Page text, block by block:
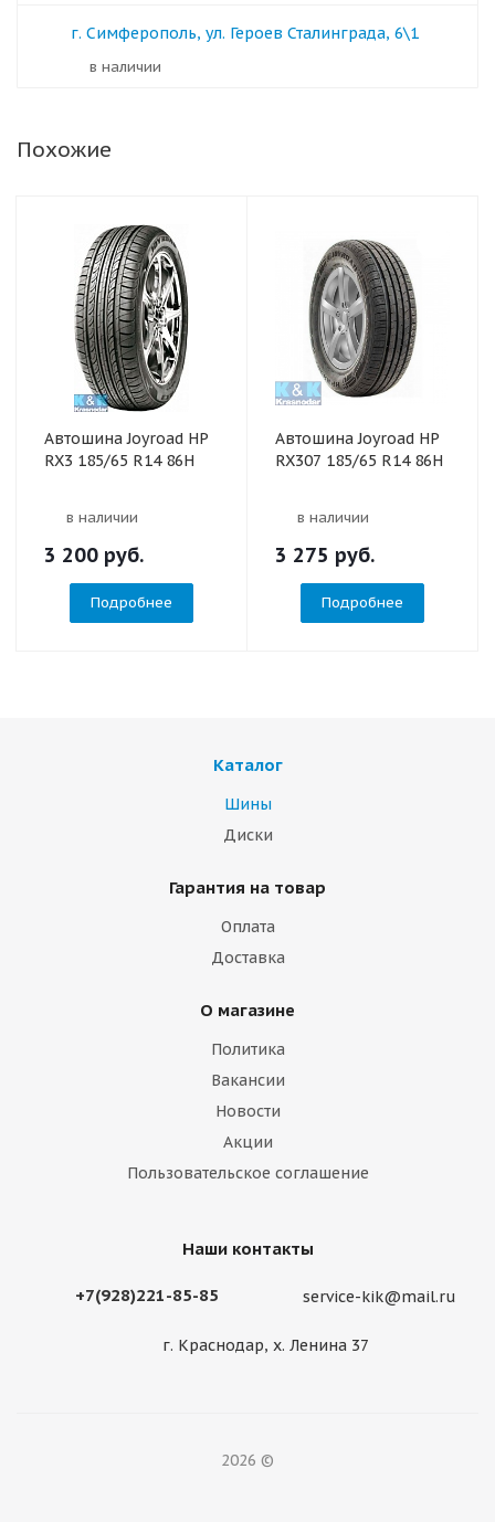
г. Симферополь, ул. Героев Сталинграда, 6\1
в наличии
Похожие
Автошина Joyroad HP
RX3 185/65 R14 86H
в наличии
3 200 руб.
Подробнее
Автошина Joyroad HP
RX307 185/65 R14 86H
в наличии
3 275 руб.
Подробнее
Каталог
Шины
Диски
Гарантия на товар
Оплата
Доставка
О магазине
Политика
Вакансии
Новости
Акции
Пользовательское соглашение
Наши контакты
+7(928)221-85-85 service-kik@mail.ru
г. Краснодар, х. Ленина 37
2026 ©